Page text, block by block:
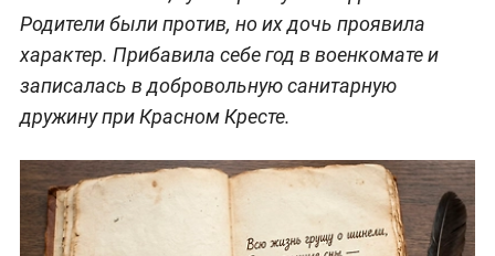
Родители были против, но их дочь проявила
характер. Прибавила себе год в военкомате и
записалась в добровольную санитарную
дружину при Красном Кресте.